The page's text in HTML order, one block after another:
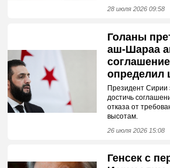
28 июля 2026 09:58
Голаны
аш-Шараа
определил
Президент Сирии
достичь
отказа от
высотам.
26 июля 2026 15:08
Генсек с